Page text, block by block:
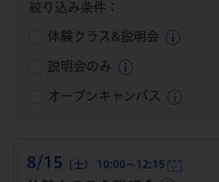
絞り込み条件：
体験クラス&説明会
説明会のみ
オープンキャンパス
8/15 （土） 10:00～12:15